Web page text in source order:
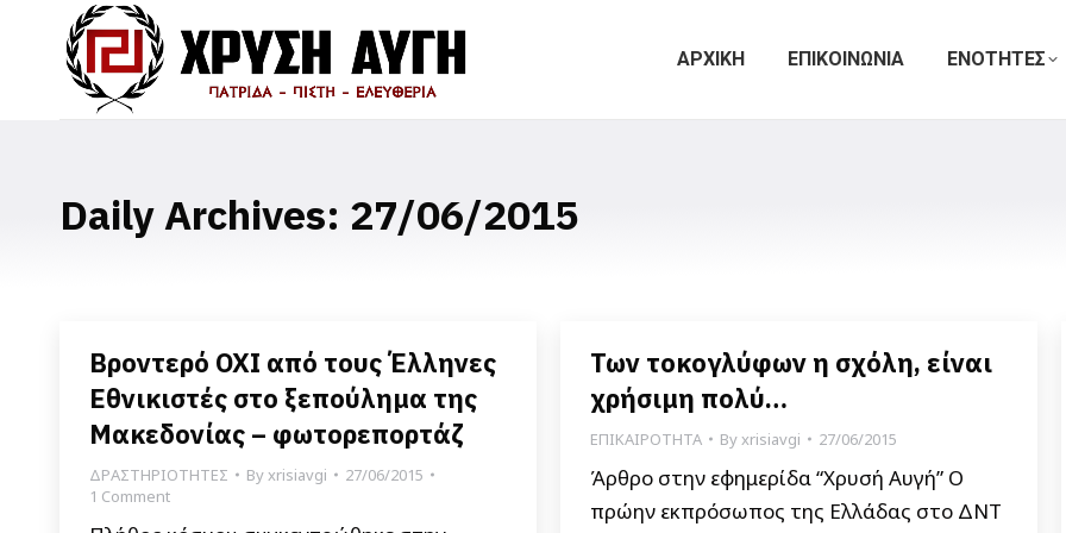
ΑΡΧΙΚΗ ΕΠΙΚΟΙΝΩΝΙΑ ΕΝΟΤΗΤΕΣ
Daily Archives: 27/06/2015
Βροντερό ΟΧΙ από τους Έλληνες
Εθνικιστές στο ξεπούλημα της
Μακεδονίας – φωτορεπορτάζ
ΔΡΑΣΤΗΡΙΟΤΗΤΕΣ Byxrisiavgi
27/06/2015
1 Comment
Των τοκογλύφων η σχόλη, είναι
χρήσιμη πολύ…
ΕΠΙΚΑΙΡΟΤΗΤΑ Byxrisiavgi 27/06/2015
Άρθρο στην εφημερίδα “Χρυσή Αυγή” Ο
πρώην εκπρόσωπος της Ελλάδας στο ΔΝΤ